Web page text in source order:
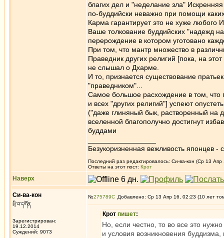
благих дел и "неделание зла"
по-буддийски неважно при помощи
Карма гарантирует это не хуже любого
Ваше толкование буддийских "надежд
перерождение в котором уготовано
При том, что мантр множество в
Праведник других религий [пока, на
не слышал о Дхарме.
И то, признается существование
"праведником"...
Самое большое расхождение в том, что
и всех "других религий"] успеют
("даже глиняный бык, растворенный на
вселенной благополучно достигнут
буддами
Безукоризненная вежливость японцев -
Последний раз редактировалось: Си-ва-кон (Ср 13 Апр
Ответы на этот пост: Крот
Наверх
Си-ва-кон
སྲི་བ་དཀོན
Зарегистрирован:
19.12.2014
Суждений: 9073
№275789 Добавлено: Ср 13 Апр 16, 02:23 (10 лет
Крот пишет:
Но, если честно, то во все это
и условия возникновения